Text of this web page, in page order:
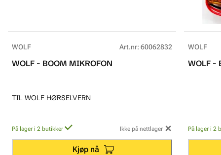
WOLF Art.nr: 60062832
WOLF - BOOM MIKROFON
TIL WOLF HØRSELVERN
På lager i 2 butikker Ikke på nettlager
Kjøp nå
WOLF
WOLF -
På lager i 2